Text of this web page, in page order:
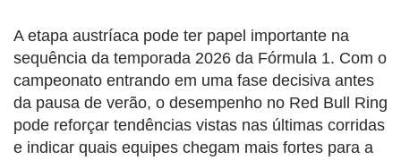
A etapa austríaca pode ter papel importante na
sequência da temporada 2026 da Fórmula 1. Com o
campeonato entrando em uma fase decisiva antes
da pausa de verão, o desempenho no Red Bull Ring
pode reforçar tendências vistas nas últimas corridas
e indicar quais equipes chegam mais fortes para a